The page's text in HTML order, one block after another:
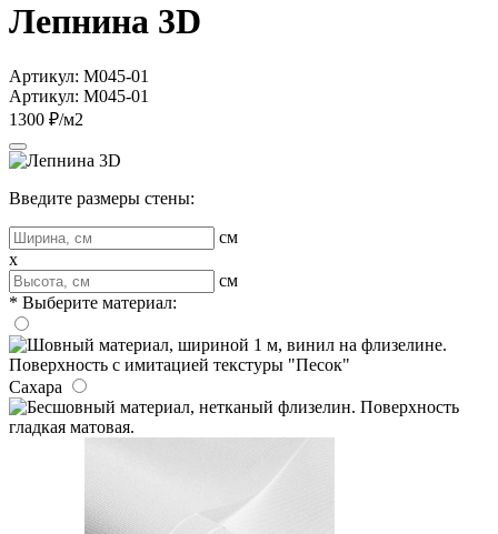
Лепнина 3D
Артикул: M045-01
Артикул: M045-01
1300 ₽/м2
Введите размеры стены:
см
x
см
* Выберите материал:
Сахара